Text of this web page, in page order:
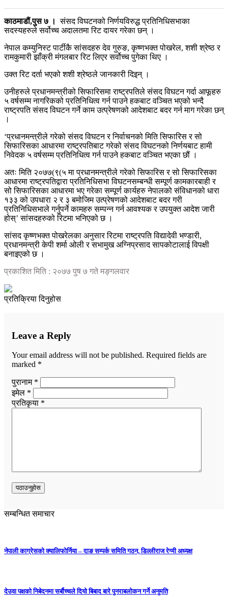
काठमाडौं,पुस ७ । संसद विघटनको निर्णयविरुद्ध प्रतिनिधिसभाका
सदस्यहरुले सर्वोच्च अदालतमा रिट दायर गरेका छन् ।
नेपाल कम्युनिस्ट पार्टीकै सांसदहरु देव गुरुङ, कृष्णभक्त पोखरेल, शशी श्रेष्ठ र
रामकुमारी झाँक्री मंगलबार रिट लिएर सर्वोच्च पुगेका थिए ।
उक्त रिट दर्ता भएको शशी श्रेष्ठले जानकारी दिइन् ।
उनीहरुले प्रधानमन्त्रीको सिफारिसमा राष्ट्रपतिले संसद विघटन गर्दा आफूहरु
५ वर्षसम्म नागरिकको प्रतिनिधित्व गर्न पाउने हकबाट वञ्चित भएको भन्दै
राष्ट्रपति संसद विघटन गर्ने काम उत्प्रेषणको आदेशबाट बदर गर्न माग गरेका छन्
।
‘प्रधानमन्त्रीले गरेको संसद विघटन र निर्वाचनको मिति सिफारिस र सो
सिफारिसका आधारमा राष्ट्रपतिबाट गरेको संसद विघटनको निर्णयबाट हामी
निवेदक ५ वर्षसम्म प्रतिनिधित्व गर्न पाउने हकबाट वञ्चित भएका छौं ।
अतः मिति २०७७(९(५ मा प्रधानमन्त्रीले गरेको सिफारिस र सो सिफारिसका
आधारमा राष्ट्रपतिद्वारा प्रतिनिधिसभा विघटनसम्बन्धी सम्पूर्ण कामकारबाही र
सो सिफारिसका आधारमा भए गरेका सम्पूर्ण कार्यहरु नेपालको संविधानको धारा
१३३ को उपधारा २ र ३ बमोजिम उत्प्रेषणको आदेशबाट बदर गरी
प्रतिनिधिसभाले गर्नुपर्ने कामहरु सम्पन्न गर्न आवश्यक र उपयुक्त आदेश जारी
होस्’ सांसदहरुको रिटमा भनिएको छ ।
सांसद कृष्णभक्त पोखरेलका अनुसार रिटमा राष्ट्रपति विद्यादेवी भण्डारी,
प्रधानमन्त्री केपी शर्मा ओली र सभामुख अग्निप्रसाद सापकोटालाई विपक्षी
बनाइएको छ ।
प्रकाशित मिति : २०७७ पुष ७ गते मङ्गलवार
प्रतिक्रिया दिनुहोस
Leave a Reply
Your email address will not be published. Required fields are
marked *
पुरानाम *
इमेल *
प्रतिकृया *
सम्बन्धित समाचार
नेपाली काग्रेसको क्यालिफोर्निया – दाङ सम्पर्क समिति गठन, डिल्लीराज रेग्मी अध्यक्ष
देउवा पक्षको निबेदनमा सर्बौच्चले दियो बिबाद बारे पुनराबलोकन गर्ने अनुमति